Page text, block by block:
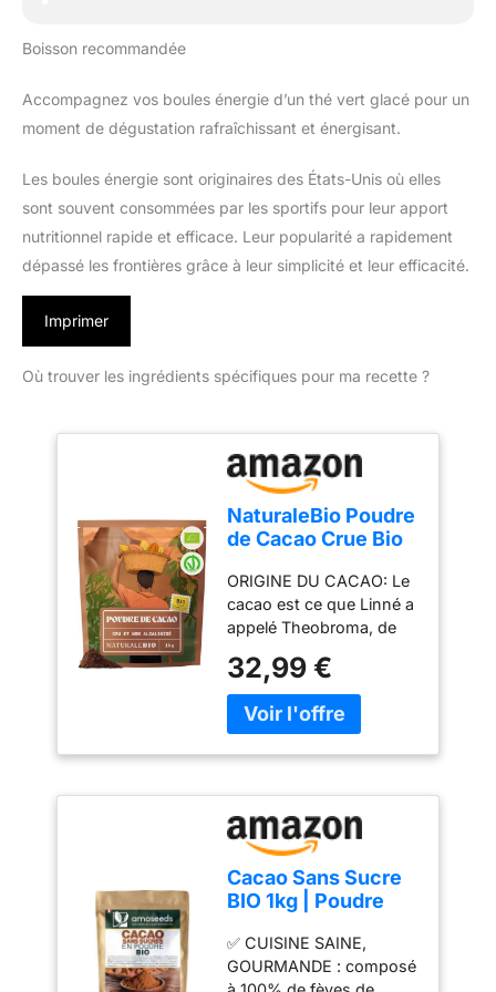
Boisson recommandée
Accompagnez vos boules énergie d’un thé vert glacé pour un
moment de dégustation rafraîchissant et énergisant.
Les boules énergie sont originaires des États-Unis où elles
sont souvent consommées par les sportifs pour leur apport
nutritionnel rapide et efficace. Leur popularité a rapidement
dépassé les frontières grâce à leur simplicité et leur efficacité.
Imprimer
Où trouver les ingrédients spécifiques pour ma recette ?
NaturaleBio Poudre
de Cacao Crue Bio
ORIGINE DU CACAO: Le
cacao est ce que Linné a
appelé Theobroma, de
et broma «nourriture», à
savoir la nourriture des
dieux. Le cacao est un
de la forêt tropicale. Par
conséquent, son habitat
favorable se trouve dans
les forêts tropicales, où il
trouve un climat
avec des précipitations
abondantes bien
32,99 €
Cacao Sans Sucre
BIO 1kg | Poudre
Dégraissées | Goût
intense
✅ CUISINE SAINE,
GOURMANDE : composé